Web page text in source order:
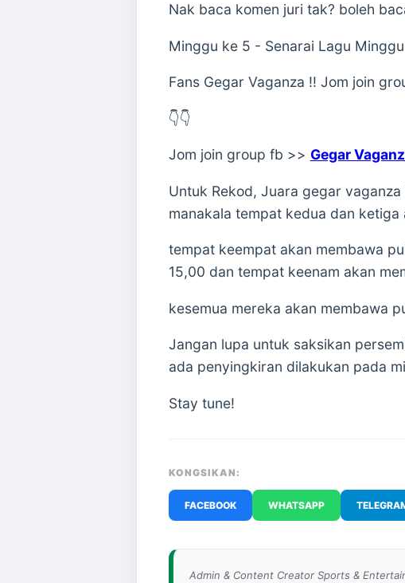
Nak baca komen juri tak? boleh
Minggu ke 5 - Senarai Lagu
Fans Gegar Vaganza !! Jom join
👇👇
Jom join group fb >> Gegar
Untuk Rekod, Juara gegar
manakala tempat kedua dan
tempat keempat akan membawa
15,00 dan tempat keenam akan
kesemua mereka akan membawa
Jangan lupa untuk saksikan
ada penyingkiran dilakukan pada
Stay tune!
KONGSIKAN:
FACEBOOK WHATSAPP
Admin & Content Creator Sports &